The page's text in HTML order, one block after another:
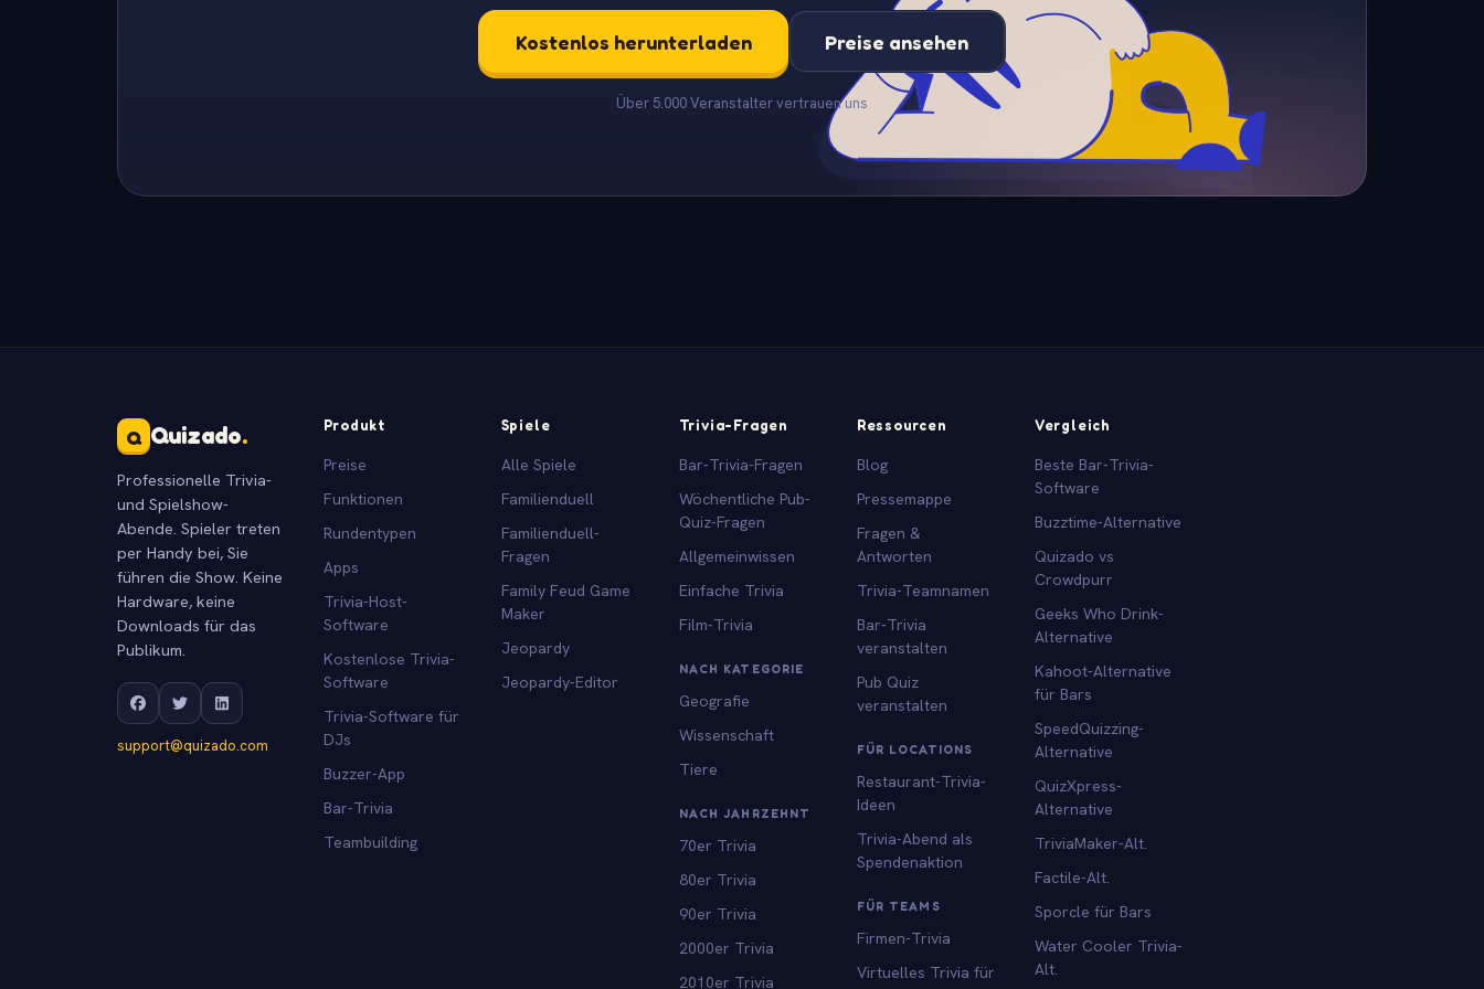
Kostenlos herunterladen Preise ansehen
Über 5.000 Veranstalter vertrauen uns
Q Quizado.
Professionelle Trivia-
und Spielshow-
Abende. Spieler treten
per Handy bei, Sie
führen die Show. Keine
Hardware, keine
Downloads für das
Publikum.
support@quizado.com
Produkt
Preise
Funktionen
Rundentypen
Apps
Trivia-Host-
Software
Kostenlose Trivia-
Software
Trivia-Software für
DJs
Buzzer-App
Bar-Trivia
Teambuilding
Spiele
Alle Spiele
Familienduell
Familienduell-
Fragen
Family Feud Game
Maker
Jeopardy
Jeopardy-Editor
Trivia-Fragen
Bar-Trivia-Fragen
Wöchentliche Pub-
Quiz-Fragen
Allgemeinwissen
Einfache Trivia
Film-Trivia
NACH KATEGORIE
Geografie
Wissenschaft
Tiere
NACH JAHRZEHNT
70er Trivia
80er Trivia
90er Trivia
2000er Trivia
2010er Trivia
Ressourcen
Blog
Pressemappe
Fragen &
Antworten
Trivia-Teamnamen
Bar-Trivia
veranstalten
Pub Quiz
veranstalten
FÜR LOCATIONS
Restaurant-Trivia-
Ideen
Trivia-Abend als
Spendenaktion
FÜR TEAMS
Firmen-Trivia
Virtuelles Trivia für
Vergleich
Beste Bar-Trivia-
Software
Buzztime-Alternative
Quizado vs
Crowdpurr
Geeks Who Drink-
Alternative
Kahoot-Alternative
für Bars
SpeedQuizzing-
Alternative
QuizXpress-
Alternative
TriviaMaker-Alt.
Factile-Alt.
Sporcle für Bars
Water Cooler Trivia-
Alt.